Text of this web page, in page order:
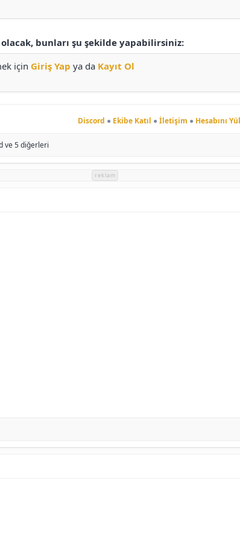
olacak, bunları şu şekilde yapabilirsiniz:
için Giriş Yap ya da Kayıt Ol
Discord ● Ekibe Katıl ● İletişim ● Hesabını
ve 5 diğerleri
reklam